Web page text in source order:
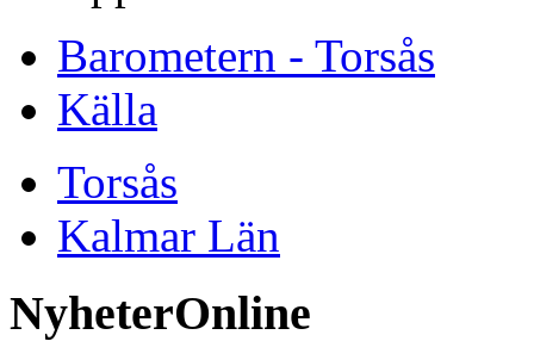
Barometern - Torsås
Källa
Torsås
Kalmar Län
NyheterOnline